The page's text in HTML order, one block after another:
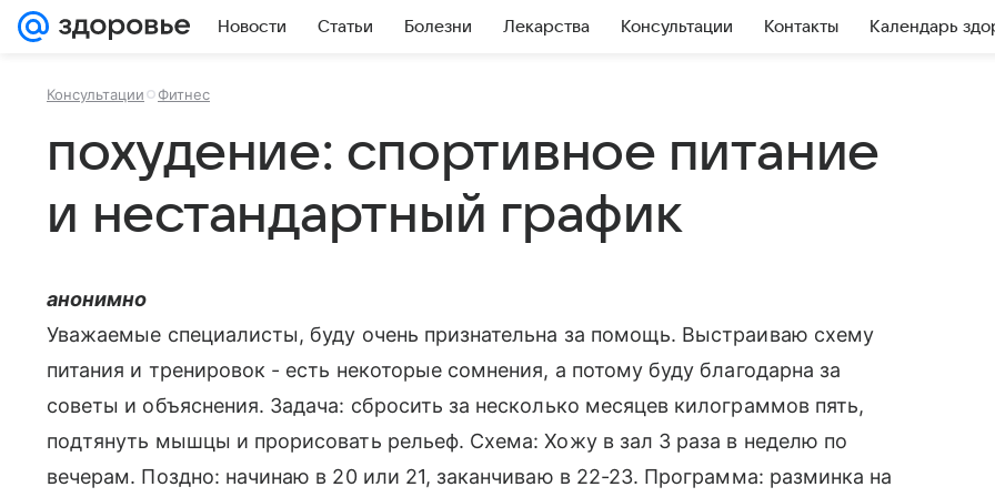
Новости Статьи Болезни Лекарства Консультации Контакты Календарь
Консультации Фитнес
похудение: спортивное питание
и нестандартный график
анонимно
Уважаемые специалисты, буду очень признательна за помощь. Выстраиваю схему
питания и тренировок - есть некоторые сомнения, а потому буду благодарна за
советы и объяснения. Задача: сбросить за несколько месяцев килограммов пять,
подтянуть мышцы и прорисовать рельеф. Схема: Хожу в зал 3 раза в неделю по
вечерам. Поздно: начинаю в 20 или 21, заканчиваю в 22-23. Программа: разминка на